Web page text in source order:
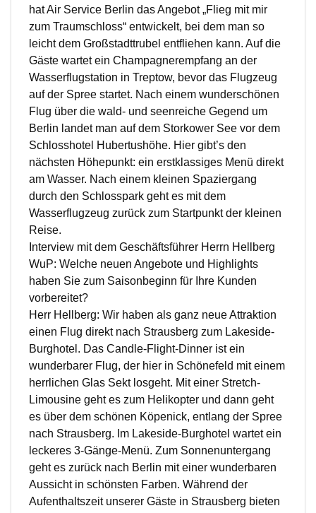
hat Air Service Berlin das Angebot „Flieg mit mir
zum Traumschloss“ entwickelt, bei dem man so
leicht dem Großstadttrubel entfliehen kann. Auf die
Gäste wartet ein Champagnerempfang an der
Wasserflugstation in Treptow, bevor das Flugzeug
auf der Spree startet. Nach einem wunderschönen
Flug über die wald- und seenreiche Gegend um
Berlin landet man auf dem Storkower See vor dem
Schlosshotel Hubertushöhe. Hier gibt’s den
nächsten Höhepunkt: ein erstklassiges Menü direkt
am Wasser. Nach einem kleinen Spaziergang
durch den Schlosspark geht es mit dem
Wasserflugzeug zurück zum Startpunkt der kleinen
Reise.
Interview mit dem Geschäftsführer Herrn Hellberg
WuP: Welche neuen Angebote und Highlights
haben Sie zum Saisonbeginn für Ihre Kunden
vorbereitet?
Herr Hellberg: Wir haben als ganz neue Attraktion
einen Flug direkt nach Strausberg zum Lakeside-
Burghotel. Das Candle-Flight-Dinner ist ein
wunderbarer Flug, der hier in Schönefeld mit einem
herrlichen Glas Sekt losgeht. Mit einer Stretch-
Limousine geht es zum Helikopter und dann geht
es über dem schönen Köpenick, entlang der Spree
nach Strausberg. Im Lakeside-Burghotel wartet ein
leckeres 3-Gänge-Menü. Zum Sonnenuntergang
geht es zurück nach Berlin mit einer wunderbaren
Aussicht in schönsten Farben. Während der
Aufenthaltszeit unserer Gäste in Strausberg bieten